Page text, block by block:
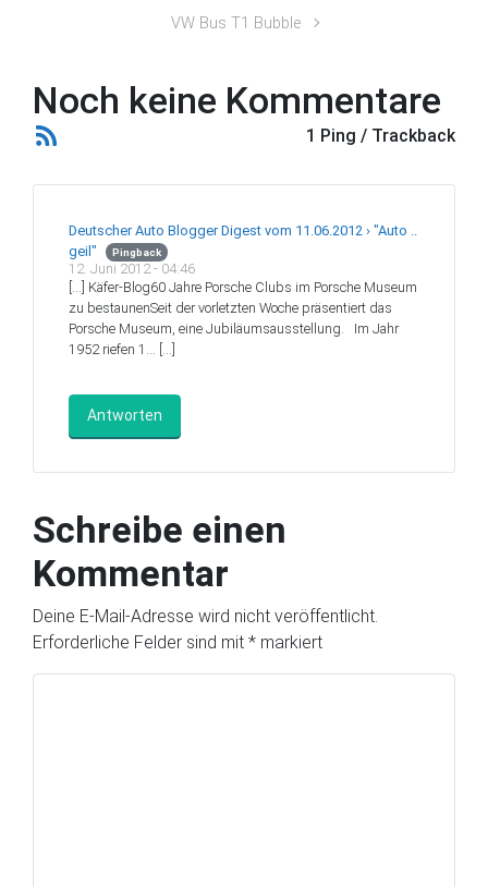
VW Bus T1 Bubble
Noch keine Kommentare
1 Ping / Trackback
Deutscher Auto Blogger Digest vom 11.06.2012 › "Auto ..
geil"
Pingback
12. Juni 2012 - 04:46
[…] Käfer-Blog60 Jahre Porsche Clubs im Porsche Museum
zu bestaunenSeit der vorletzten Woche präsentiert das
Porsche Museum, eine Jubiläumsausstellung. Im Jahr
1952 riefen 1… […]
Antworten
Schreibe einen
Kommentar
Deine E-Mail-Adresse wird nicht veröffentlicht.
Erforderliche Felder sind mit * markiert